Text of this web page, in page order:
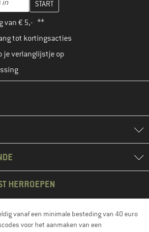
van € 5,- **
tot kortingsacties
je verlanglijstje op
HERROEPEN
vanaf een minimale besteding van 40 euro
voor het aanmaken van een